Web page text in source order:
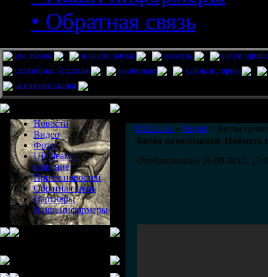
• Обратная связь
pro жизнь новости науки человек
нло и
стихийные бедствия
животные
тайны истории
авторские статьи
Новости
Видео
Фото
UFOleaks -
общение
Прием новостей
Обратная связь
Партнеры
Наши информеры
UfoLeaks » Видео » Битва
Битва цивилизаций. Поймать
Опубликовано: 26-09-2012,